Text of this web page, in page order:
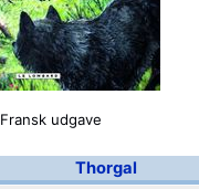
Fransk udgave
Thorgal